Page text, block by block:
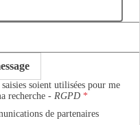
soient utilisées pour me
recherche -RGPD
de partenaires